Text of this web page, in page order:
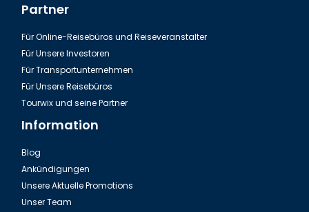
Thailand Phuket, FantaSea Elefantenshow
Partner
Für Online-Reisebüros und Reiseveranstalter
Für Unsere Investoren
Für Transportunternehmen
Für Unsere Reisebüros
Tourwix und seine Partner
Information
Blog
Ankündigungen
Unsere Aktuelle Promotions
Unser Team